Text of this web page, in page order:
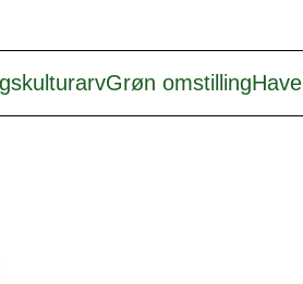
Grøn omstillingHave